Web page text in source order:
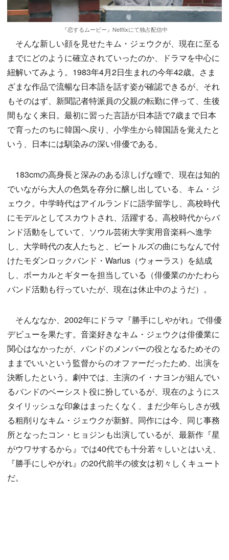
『恋するムービー』Netflixにて独占配信中
そんな新しい顔を見せたキム・ジェウクが、現在に至る
までにどのように確立されていったのか、ドラマを中心に
紐解いてみよう。1983年4月2日生まれの今年42歳。さま
ざまな作品で流暢な日本語を話す姿が確認できるが、それ
もそのはず、新聞記者特派員の父親の転勤に伴って、生後
間もなく来日。最初に習った言語が日本語で7歳まで日本
で育ったのちに韓国へ戻り、小学生から韓国語を覚えたと
いう、日本には馴染みの深い俳優である。
183cmの高身長と深みのある涼しげな瞳で、現在は知的
でいながら大人の色気を存分に醸し出している、キム・ジ
ェウク。中学時代はアイルランドに語学留学し、高校時代
にモデルとしてスカウトされ、活躍する。高校時代からバ
ンド活動をしていて、ソウル芸術大学実用音楽科へ進学
し、大学時代の友人たちと、ビートルズの曲にちなんで付
けたモダンロックバンド・Warlus（ウォーラス）を結成
し、ボーカルとギターを担当している（俳優業のかたわら
バンド活動も行っていたが、現在は休止中のようだ）。
そんななか、2002年にドラマ『勝手にしやがれ』で俳優
デビューを果たす。音楽好きなキム・ジェウクは俳優業に
関心はなかったが、バンドのメンバーの役となるためその
ままでいいという監督からのオファーだったため、出演を
決断したという。劇中では、主演のイ・ナヨンが組んでい
るバンドのベーシスト役に扮しているが、現在のようにス
タイリッシュな印象はまったくなく、まだ少年らしさが残
る粗削りなキム・ジェウクが新鮮。同作には今、同じ事務
所となったコン・ヒョジンも出演しているが、最新作『星
がウワサするから』では40代でも十分若々しいとはいえ、
『勝手にしやがれ』の20代前半の彼女は初々しくキュート
だ。